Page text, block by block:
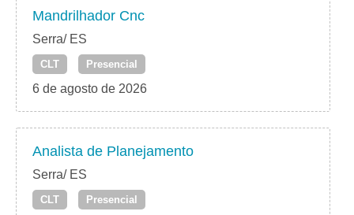
Mandrilhador Cnc
Serra/ ES
CLT Presencial
6 de agosto de 2026
Analista de Planejamento
Serra/ ES
CLT Presencial